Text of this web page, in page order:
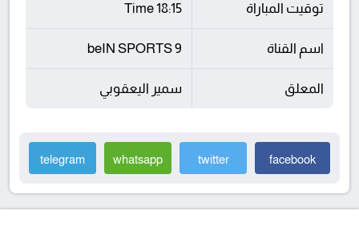
توقيت المباراة 18:15 Time
اسم القناة beIN SPORTS 9
المعلق سمير اليعقوبي
facebook
twitter
whatsapp
telegram